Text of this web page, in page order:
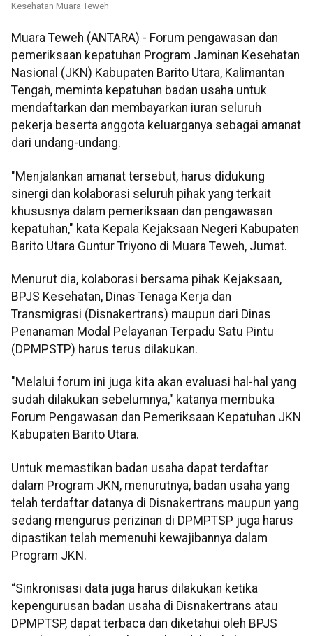
Kesehatan Muara Teweh
Muara Teweh (ANTARA) - Forum pengawasan dan
pemeriksaan kepatuhan Program Jaminan Kesehatan
Nasional (JKN) Kabupaten Barito Utara, Kalimantan
Tengah, meminta kepatuhan badan usaha untuk
mendaftarkan dan membayarkan iuran seluruh
pekerja beserta anggota keluarganya sebagai amanat
dari undang-undang.
"Menjalankan amanat tersebut, harus didukung
sinergi dan kolaborasi seluruh pihak yang terkait
khususnya dalam pemeriksaan dan pengawasan
kepatuhan," kata Kepala Kejaksaan Negeri Kabupaten
Barito Utara Guntur Triyono di Muara Teweh, Jumat.
Menurut dia, kolaborasi bersama pihak Kejaksaan,
BPJS Kesehatan, Dinas Tenaga Kerja dan
Transmigrasi (Disnakertrans) maupun dari Dinas
Penanaman Modal Pelayanan Terpadu Satu Pintu
(DPMPSTP) harus terus dilakukan.
"Melalui forum ini juga kita akan evaluasi hal-hal yang
sudah dilakukan sebelumnya," katanya membuka
Forum Pengawasan dan Pemeriksaan Kepatuhan JKN
Kabupaten Barito Utara.
Untuk memastikan badan usaha dapat terdaftar
dalam Program JKN, menurutnya, badan usaha yang
telah terdaftar datanya di Disnakertrans maupun yang
sedang mengurus perizinan di DPMPTSP juga harus
dipastikan telah memenuhi kewajibannya dalam
Program JKN.
“Sinkronisasi data juga harus dilakukan ketika
kepengurusan badan usaha di Disnakertrans atau
DPMPTSP, dapat terbaca dan diketahui oleh BPJS